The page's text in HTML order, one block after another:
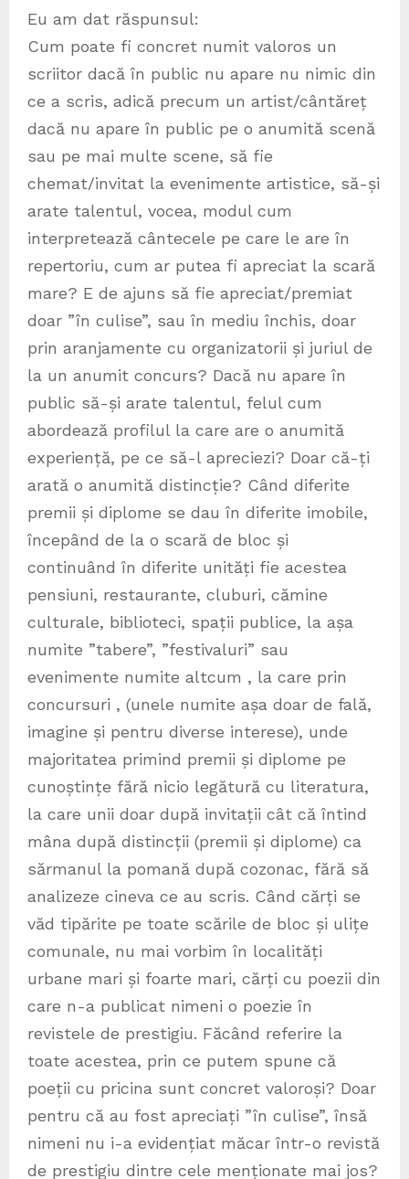
Eu am dat răspunsul:
Cum poate fi concret numit valoros un
scriitor dacă în public nu apare nu nimic din
ce a scris, adică precum un artist/cântăreț
dacă nu apare în public pe o anumită scenă
sau pe mai multe scene, să fie
chemat/invitat la evenimente artistice, să-și
arate talentul, vocea, modul cum
interpretează cântecele pe care le are în
repertoriu, cum ar putea fi apreciat la scară
mare? E de ajuns să fie apreciat/premiat
doar ”în culise”, sau în mediu închis, doar
prin aranjamente cu organizatorii și juriul de
la un anumit concurs? Dacă nu apare în
public să-și arate talentul, felul cum
abordează profilul la care are o anumită
experiență, pe ce să-l apreciezi? Doar că-ți
arată o anumită distincție? Când diferite
premii și diplome se dau în diferite imobile,
începând de la o scară de bloc și
continuând în diferite unități fie acestea
pensiuni, restaurante, cluburi, cămine
culturale, biblioteci, spații publice, la așa
numite ”tabere”, ”festivaluri” sau
evenimente numite altcum , la care prin
concursuri , (unele numite așa doar de fală,
imagine și pentru diverse interese), unde
majoritatea primind premii și diplome pe
cunoștințe fără nicio legătură cu literatura,
la care unii doar după invitații cât că întind
mâna după distincții (premii și diplome) ca
sărmanul la pomană după cozonac, fără să
analizeze cineva ce au scris. Când cărți se
văd tipărite pe toate scările de bloc și ulițe
comunale, nu mai vorbim în localități
urbane mari și foarte mari, cărți cu poezii din
care n-a publicat nimeni o poezie în
revistele de prestigiu. Făcând referire la
toate acestea, prin ce putem spune că
poeții cu pricina sunt concret valoroși? Doar
pentru că au fost apreciați ”în culise”, însă
nimeni nu i-a evidențiat măcar într-o revistă
de prestigiu dintre cele menționate mai jos?